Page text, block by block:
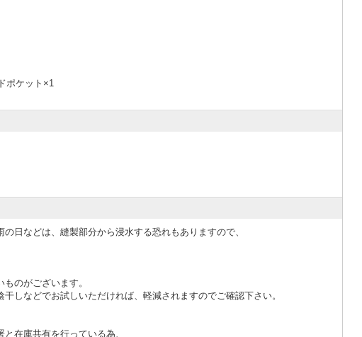
ポケット×1
日などは、縫製部分から浸水する恐れもありますので、
のがございます。
しなどでお試しいただければ、軽減されますのでご確認下さい。
在庫共有を行っている為、